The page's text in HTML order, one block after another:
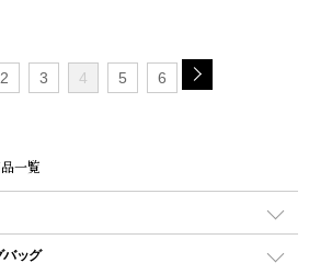
2 3 4 5 6
一覧
バッグ